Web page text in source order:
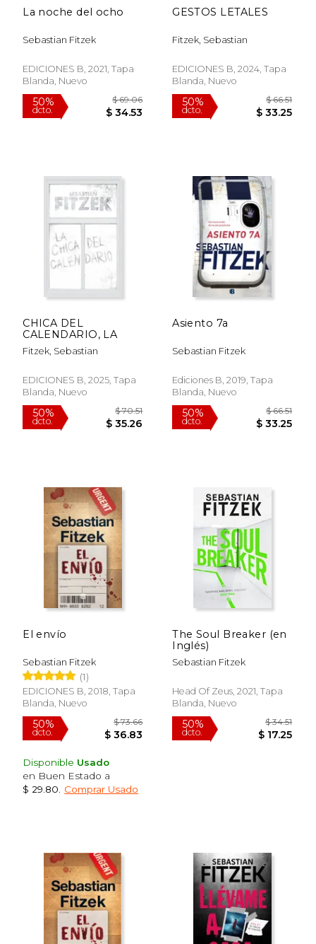
15%
dcto.
$ 12.59 15%
dcto.
50%
dcto.
$ 49.68
$ 24.84
50%
dcto. $
La noche del ocho
Sebastian Fitzek
EDICIONES B, 2021, Tapa
Blanda, Nuevo
50%
dcto.
GESTOS LETALES
Fitzek, Sebastian
EDICIONES B, 2024, Tapa
Blanda, Nuevo
CHICA DEL
CALENDARIO, LA
Fitzek, Sebastian
EDICIONES B, 2025, Tapa
Blanda, Nuevo
Asiento 7a
Sebastian Fitzek
Ediciones B, 2019, Tapa
Blanda, Nuevo
El envío
Sebastian Fitzek
(1)
EDICIONES B, 2018, Tapa
Blanda, Nuevo
Disponible Usado
en Buen Estado a
$ 29.80
Comprar Usado
The Soul Breaker (en
Inglés)
Sebastian Fitzek
Head Of Zeus, 2021, Tapa
Blanda, Nuevo